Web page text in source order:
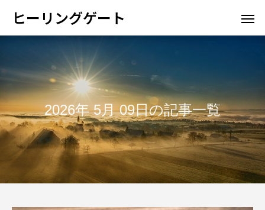
ヒーリングゲート
2026年 5月 09日の記事一覧